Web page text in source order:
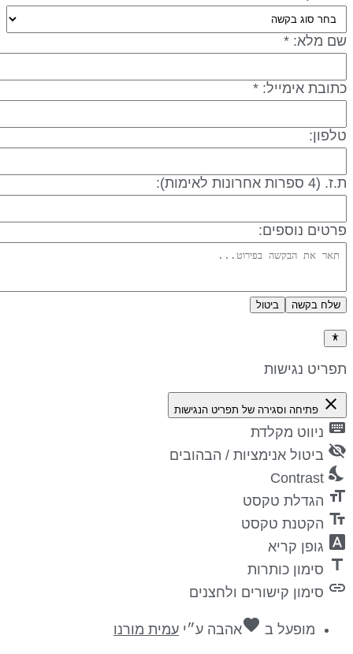
מלא: *
אימייל: *
ספרות אחרונות לאימות):
נוספים:
שלח בקשה ביטול
נגישות
close פתיחה וסגירה של תפריט הנגישות
ניווט מקלדת
ביטול אנימציות / הבהובים
Contrast
הגדלת טקסט
הקטנת טקסט
גופן קריא
סימון כותרות
סימון קישורים ולחצנים
מופעל בfavoriteאהבהע״יעמית מורנו